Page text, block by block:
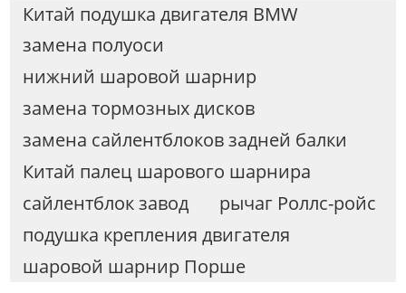
Китай подушка двигателя BMW
замена полуоси
нижний шаровой шарнир
замена тормозных дисков
замена сайлентблоков задней балки
Китай палец шарового шарнира
сайлентблок завод
рычаг Роллс-ройс
подушка крепления двигателя
шаровой шарнир Порше